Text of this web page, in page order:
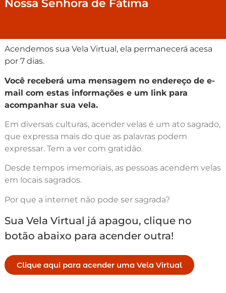
Nossa Senhora de Fátima
Acendemos sua Vela Virtual, ela permanecerá acesa
por 7 dias.
Você receberá uma mensagem no endereço de e-
mail com estas informações e um link para
acompanhar sua vela.
Em diversas culturas, acender velas é um ato sagrado,
que expressa mais do que as palavras podem
expressar. Tem a ver com gratidão.
Desde tempos imemoriais, as pessoas acendem velas
em locais sagrados.
Por que a internet não pode ser sagrada?
Sua Vela Virtual já apagou, clique no
botão abaixo para acender outra!
Clique aqui para acender uma Vela Virtual